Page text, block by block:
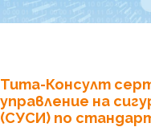
Тита-Консулт
управление на
(СУСИ) по стандарт